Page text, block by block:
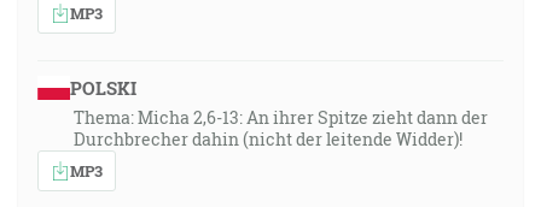
MP3
POLSKI
Thema: Micha 2,6-13: An ihrer Spitze zieht dann der
Durchbrecher dahin (nicht der leitende Widder)!
MP3